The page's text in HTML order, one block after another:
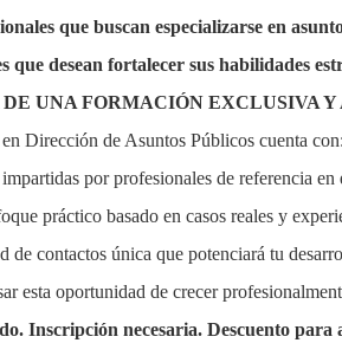
que buscan especializarse en
que desean fortalecer sus habilidades
UNA FORMACIÓN EXCLUSIVA
Dirección de Asuntos Públicos cuenta con:
impartidas por profesionales de referencia
práctico basado en casos reales y
de contactos única que potenciará tu
esta oportunidad de crecer
Inscripción necesaria. Descuento para